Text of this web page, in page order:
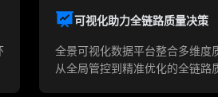
可视化助力全链路质量决策
全景可视化数据平台整合多维度
从全局管控到精准优化的全链路